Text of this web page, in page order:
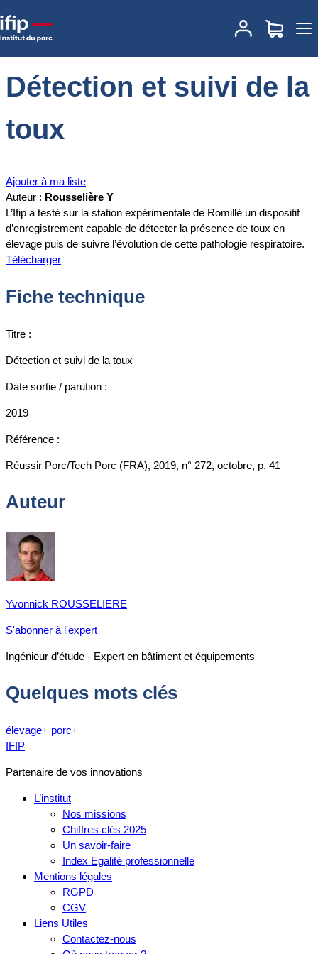
Accueil Détection et suivi de la toux
Détection et suivi de la
toux
Ajouter à ma liste
Auteur : Rousselière Y
L’Ifip a testé sur la station expérimentale de Romillé un dispositif
d’enregistrement capable de détecter la présence de toux en
élevage puis de suivre l’évolution de cette pathologie respiratoire.
Télécharger
Fiche technique
Titre :
Détection et suivi de la toux
Date sortie / parution :
2019
Référence :
Réussir Porc/Tech Porc (FRA), 2019, n° 272, octobre, p. 41
Auteur
Yvonnick ROUSSELIERE
S'abonner à l'expert
Ingénieur d’étude - Expert en bâtiment et équipements
Quelques mots clés
élevage+ porc+
IFIP
Partenaire de vos innovations
L’institut
Nos missions
Chiffres clés 2025
Un savoir-faire
Index Egalité professionnelle
Mentions légales
RGPD
CGV
Liens Utiles
Contactez-nous